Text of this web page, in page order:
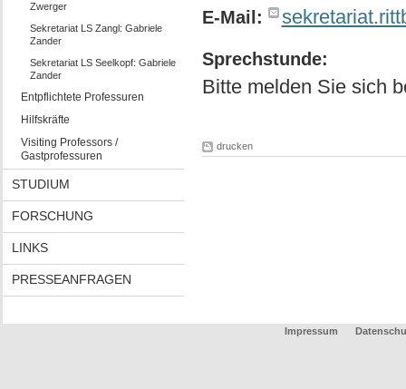
Zwerger
Sekretariat LS Zangl: Gabriele
Zander
Sekretariat LS Seelkopf: Gabriele
Zander
Entpflichtete Professuren
Hilfskräfte
Visiting Professors /
Gastprofessuren
STUDIUM
FORSCHUNG
LINKS
PRESSEANFRAGEN
E-Mail:
Sprechstunde:
Bitte melden Sie sich
drucken
Impressum